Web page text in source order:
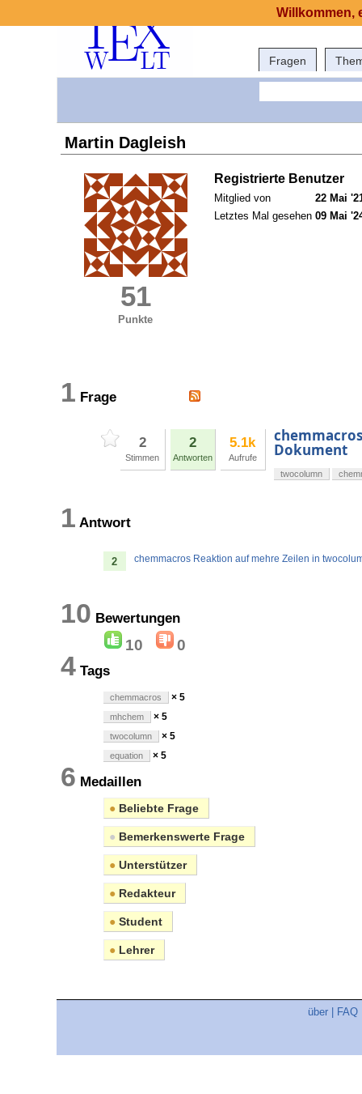
Fragen
Martin Dagleish
51
Punkte
Registrierte Benutzer
Mitglied von
22 Mai
Letztes Mal gesehen 09 Mai
1 Frage
2
Stimmen
2
Antworten
5.1k
Aufrufe Dokument
twocolumn
1 Antwort
2 chemmacros Reaktion auf mehre Zeilen in
10 Bewertungen
10 0
4 Tags
chemmacros × 5
mhchem × 5
twocolumn × 5
equation × 5
6 Medaillen
● Beliebte Frage
● Bemerkenswerte Frage
● Unterstützer
● Redakteur
● Student
● Lehrer
über FAQ
Willkommen,